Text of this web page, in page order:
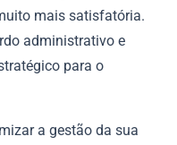
mais satisfatória.
administrativo e
para o
a gestão da sua